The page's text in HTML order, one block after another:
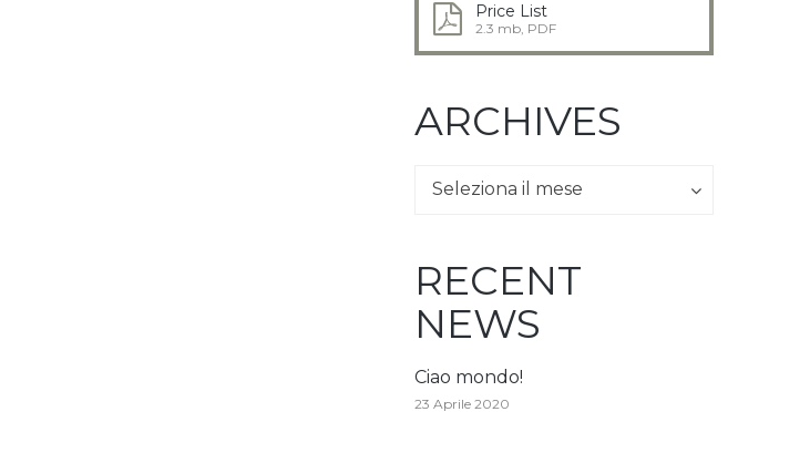
Price List
2.3 mb, PDF
ARCHIVES
Archives
Seleziona il mese
Archives
RECENT
NEWS
Ciao mondo!
23 Aprile 2020